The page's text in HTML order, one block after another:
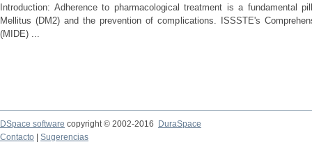
Introduction: Adherence to pharmacological treatment is a fundamental
Mellitus (DM2) and the prevention of complications. ISSSTE's
(MIDE) ...
DSpace software copyright © 2002-2016
DuraSpace
Contacto
Sugerencias